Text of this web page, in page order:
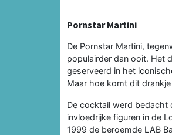
Pornstar Martini
De Pornstar Martini,
populairder dan ooit. Het
geserveerd in het
Maar hoe komt dit
De cocktail werd bedacht
invloedrijke figuren in de
1999 de beroemde LAB